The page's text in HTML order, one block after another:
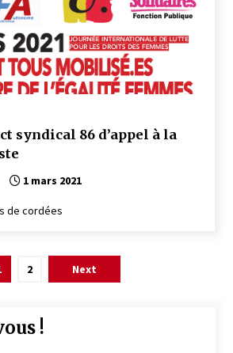
syndical 86 d’appel à la
1 mars 2021
de cordées
2 Next
!